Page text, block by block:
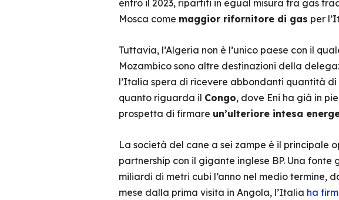
entro il 2023, ripartiti in egual misura tra gas
Mosca come maggior rifornitore di gas per
Tuttavia, l’Algeria non è l’unico paese con il
Mozambico sono altre destinazioni della
l’Italia spera di ricevere abbondanti quantità
quanto riguarda il Congo, dove Eni ha già in
prospetta di firmare un’ulteriore intesa
La società del cane a sei zampe è il principale
partnership con il gigante inglese BP. Una fonte
miliardi di metri cubi l’anno nel medio termine,
mese dalla prima visita in Angola, l’Italia ha